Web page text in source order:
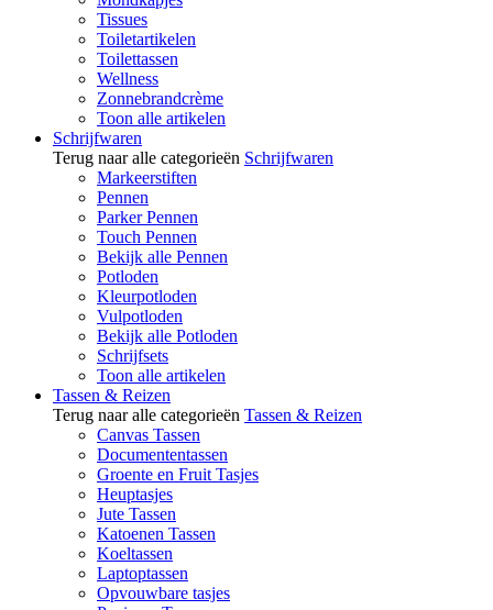
Tissues
Toiletartikelen
Toilettassen
Wellness
Zonnebrandcrème
Toon alle artikelen
Schrijfwaren
Terug naar alle categorieën Schrijfwaren
Markeerstiften
Pennen
Parker Pennen
Touch Pennen
Bekijk alle Pennen
Potloden
Kleurpotloden
Vulpotloden
Bekijk alle Potloden
Schrijfsets
Toon alle artikelen
Tassen & Reizen
Terug naar alle categorieën Tassen & Reizen
Canvas Tassen
Documententassen
Groente en Fruit Tasjes
Heuptasjes
Jute Tassen
Katoenen Tassen
Koeltassen
Laptoptassen
Opvouwbare tasjes